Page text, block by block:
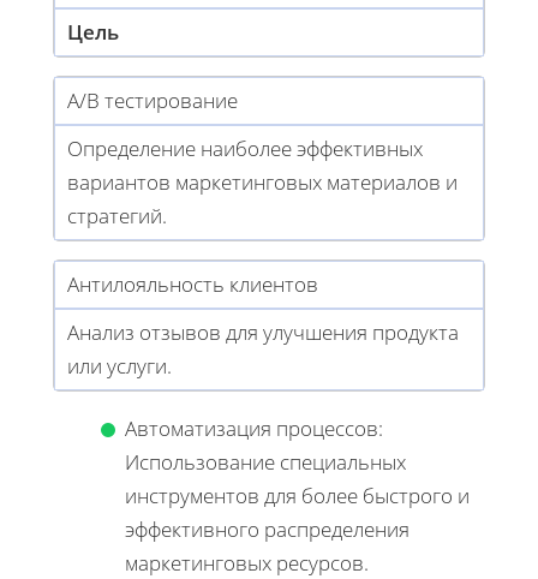
Цель
А/B тестирование
Определение наиболее эффективных
вариантов маркетинговых материалов и
стратегий.
Антилояльность клиентов
Анализ отзывов для улучшения продукта
или услуги.
Автоматизация процессов:
Использование специальных
инструментов для более быстрого и
эффективного распределения
маркетинговых ресурсов.